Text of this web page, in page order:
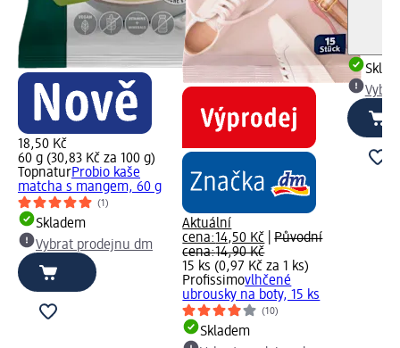
18,50 Kč
60 g (30,83 Kč za 100 g)
TopnaturProbio kaše
matcha s mangem, 60 g
(1)
Skladem
Vybrat prodejnu dm
Aktuální
cena:14,50 Kč |Původní
cena:14,90 Kč
15 ks (0,97 Kč za 1 ks)
Profissimovlhčené
ubrousky na boty, 15 ks
(10)
Skladem